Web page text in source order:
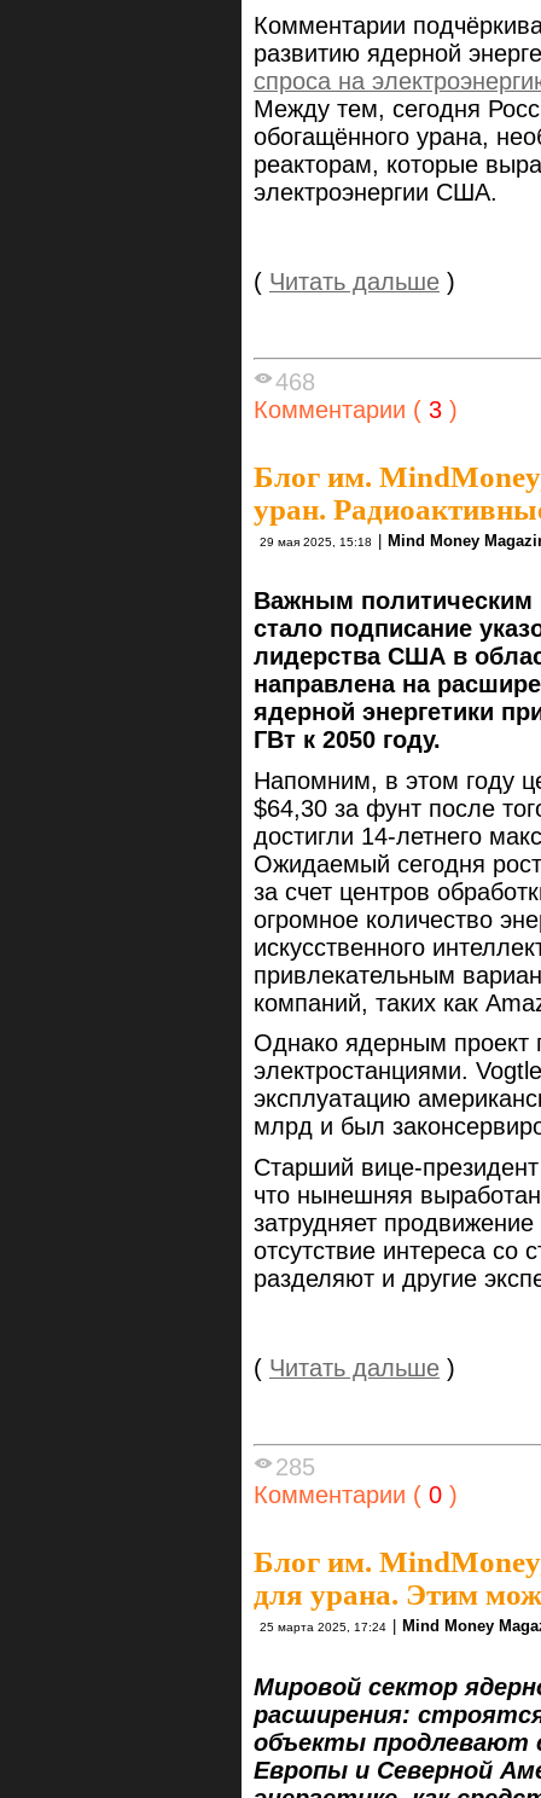
Комментарии
развитию ядерной
спроса на
Между тем, сегодня
обогащённого урана,
реакторам, которые
электроэнергии США.
( Читать дальше )
468
Комментарии ( 3 )
Блог им.
уран.
29 мая 2025, 15:18 | Mind Money
Важным политическим
стало подписание
лидерства США в
направлена на
ядерной энергетики
ГВт к 2050 году.
Напомним, в этом году
$64,30 за фунт после
достигли 14-летнего
Ожидаемый сегодня
за счет центров
огромное количество
искусственного
привлекательным
компаний, таких как
Однако ядерным проект
электростанциями.
эксплуатацию
млрд и был
Старший вице-
что нынешняя
затрудняет
отсутствие интереса со
разделяют и другие
( Читать дальше )
285
Комментарии ( 0 )
Блог им.
для урана. Этим
25 марта 2025, 17:24 Mind Money
Мировой сектор
расширения:
объекты продлевают
Европы и Северной